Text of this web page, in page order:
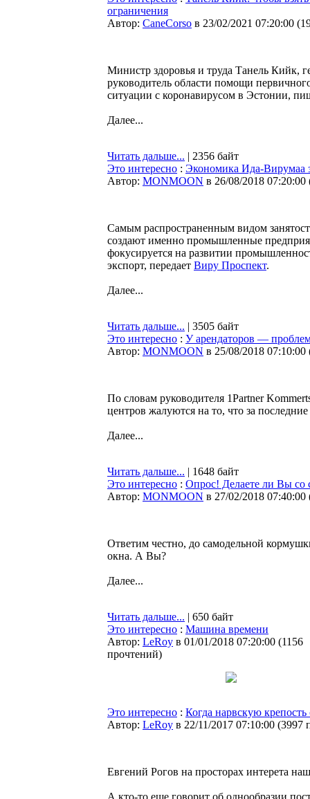
ограничения
Автор: CaneCorso в 23/02/2021 07:20:00 (
Министр здоровья и труда Танель Кийк,
руководитель области помощи
ситуации с коронавирусом в Эстонии,
Далее...
Читать дальше... | 2356 байт
Это интересно : Экономика Ида-Вирумаа
Автор: MONMOON в 26/08/2018 07:20:00
Самым распространенным видом
создают именно промышленные
фокусируется на развитии
экспорт, передает Виру Проспект.
Далее...
Читать дальше... | 3505 байт
Это интересно : У арендаторов —
Автор: MONMOON в 25/08/2018 07:10:00
По словам руководителя 1Partner
центров жалуются на то, что за
Далее...
Читать дальше... | 1648 байт
Это интересно : Опрос! Делаете ли Вы со
Автор: MONMOON в 27/02/2018 07:40:00
Ответим честно, до самодельной
окна. А Вы?
Далее...
Читать дальше... | 650 байт
Это интересно : Машина времени
Автор: LeRoy в 01/01/2018 07:20:00 (1156
прочтений)
Это интересно : Когда нарвскую
Автор: LeRoy в 22/11/2017 07:10:00 (3997
Евгений Рогов на просторах интерета
А кто-то еще говорит об однообразии